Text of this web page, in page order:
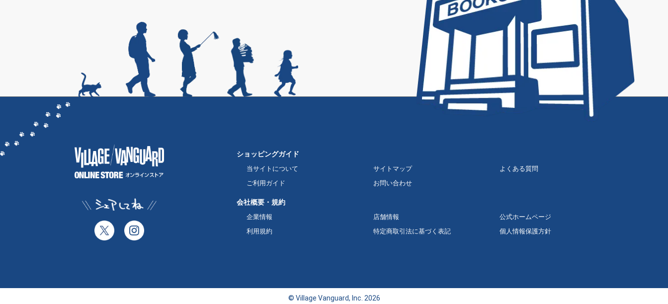
ショッピングガイド
当サイトについて サイトマップ
よくある質問
ご利用ガイド
お問い合わせ
会社概要・規約
企業情報 店舗情報
公式ホームページ
利用規約
特定商取引法に基づく表記 個人情報保護方針
© Village Vanguard, Inc. 2026